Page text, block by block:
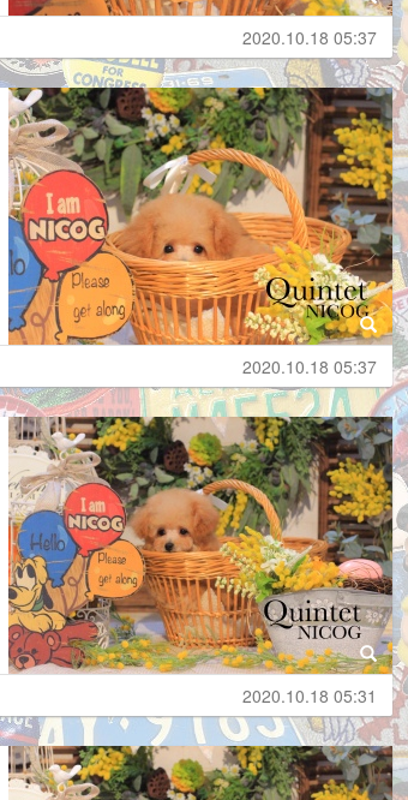
2020.10.18 05:37
2020.10.18 05:37
2020.10.18 05:31